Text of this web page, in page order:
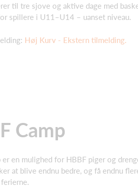
til tre sjove og aktive dage med
spillere i U11–U14 – uanset niveau.
Høj Kurv - Ekstern tilmelding.
Camp
er en mulighed for HBBF piger og
at blive endnu bedre, og få endnu